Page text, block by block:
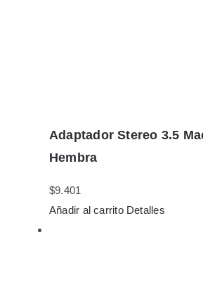
Adaptador Stereo 3.5
Hembra
$9.401
Añadir al carrito Detalles